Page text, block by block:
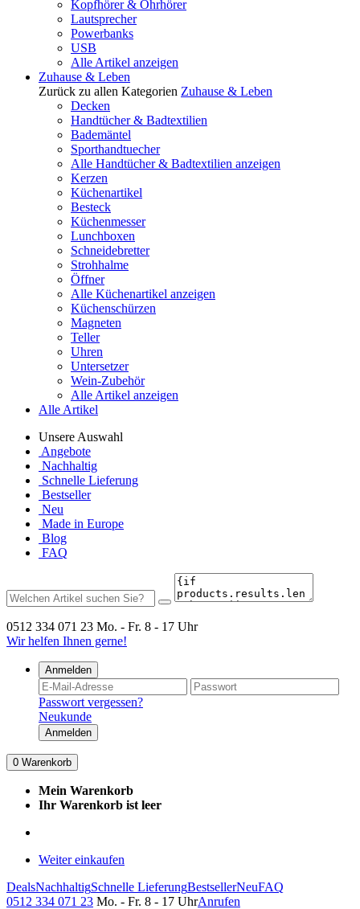
Kopfhörer & Ohrhörer
Lautsprecher
Powerbanks
USB
Alle Artikel anzeigen
Zuhause & Leben
Zurück zu allen Kategorien Zuhause & Leben
Decken
Handtücher & Badtextilien
Bademäntel
Sporthandtuecher
Alle Handtücher & Badtextilien anzeigen
Kerzen
Küchenartikel
Besteck
Küchenmesser
Lunchboxen
Schneidebretter
Strohhalme
Öffner
Alle Küchenartikel anzeigen
Küchenschürzen
Magneten
Teller
Uhren
Untersetzer
Wein-Zubehör
Alle Artikel anzeigen
Alle Artikel
Unsere Auswahl
Angebote
Nachhaltig
Schnelle Lieferung
Bestseller
Neu
Made in Europe
Blog
FAQ
0512 334 071 23 Mo. - Fr. 8 - 17 Uhr
Wir helfen Ihnen gerne!
Anmelden
Passwort vergessen?
Neukunde
Anmelden
0 Warenkorb
Mein Warenkorb
Ihr Warenkorb ist leer
Weiter einkaufen
DealsNachhaltigSchnelle LieferungBestsellerNeuFAQ
0512 334 071 23 Mo. - Fr. 8 - 17 UhrAnrufen